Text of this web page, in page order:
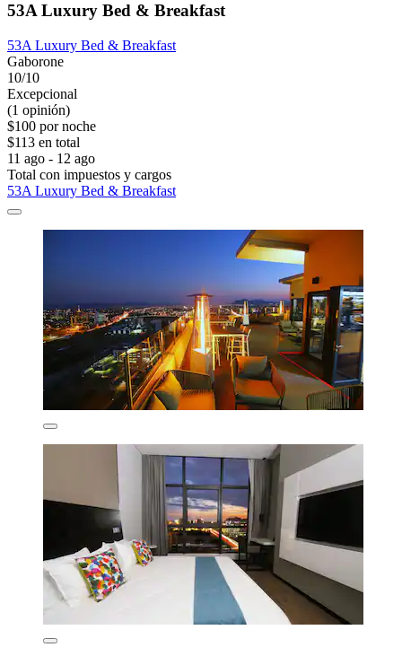
53A Luxury Bed & Breakfast
53A Luxury Bed & Breakfast
Gaborone
10/10
Excepcional
(1 opinión)
$100 por noche
$113 en total
11 ago - 12 ago
Total con impuestos y cargos
53A Luxury Bed & Breakfast